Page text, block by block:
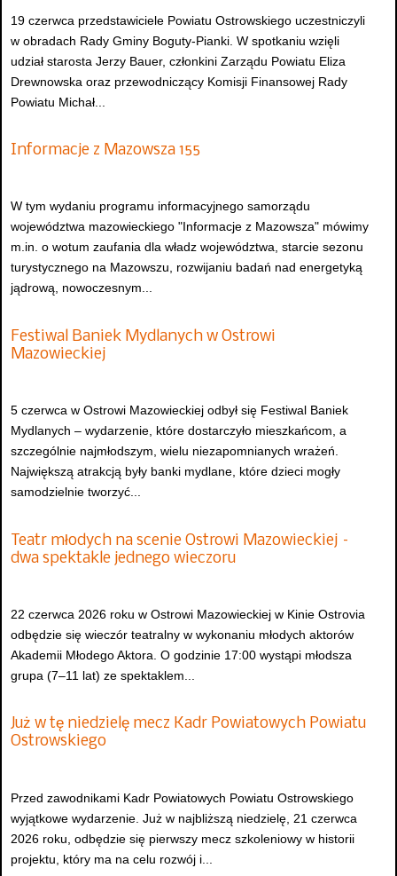
19 czerwca przedstawiciele Powiatu Ostrowskiego uczestniczyli
w obradach Rady Gminy Boguty-Pianki. W spotkaniu wzięli
udział starosta Jerzy Bauer, członkini Zarządu Powiatu Eliza
Drewnowska oraz przewodniczący Komisji Finansowej Rady
Powiatu Michał...
Informacje z Mazowsza 155
W tym wydaniu programu informacyjnego samorządu
województwa mazowieckiego "Informacje z Mazowsza" mówimy
m.in. o wotum zaufania dla władz województwa, starcie sezonu
turystycznego na Mazowszu, rozwijaniu badań nad energetyką
jądrową, nowoczesnym...
Festiwal Baniek Mydlanych w Ostrowi
Mazowieckiej
5 czerwca w Ostrowi Mazowieckiej odbył się Festiwal Baniek
Mydlanych – wydarzenie, które dostarczyło mieszkańcom, a
szczególnie najmłodszym, wielu niezapomnianych wrażeń.
Największą atrakcją były banki mydlane, które dzieci mogły
samodzielnie tworzyć...
Teatr młodych na scenie Ostrowi Mazowieckiej –
dwa spektakle jednego wieczoru
22 czerwca 2026 roku w Ostrowi Mazowieckiej w Kinie Ostrovia
odbędzie się wieczór teatralny w wykonaniu młodych aktorów
Akademii Młodego Aktora. O godzinie 17:00 wystąpi młodsza
grupa (7–11 lat) ze spektaklem...
Już w tę niedzielę mecz Kadr Powiatowych Powiatu
Ostrowskiego
Przed zawodnikami Kadr Powiatowych Powiatu Ostrowskiego
wyjątkowe wydarzenie. Już w najbliższą niedzielę, 21 czerwca
2026 roku, odbędzie się pierwszy mecz szkoleniowy w historii
projektu, który ma na celu rozwój i...